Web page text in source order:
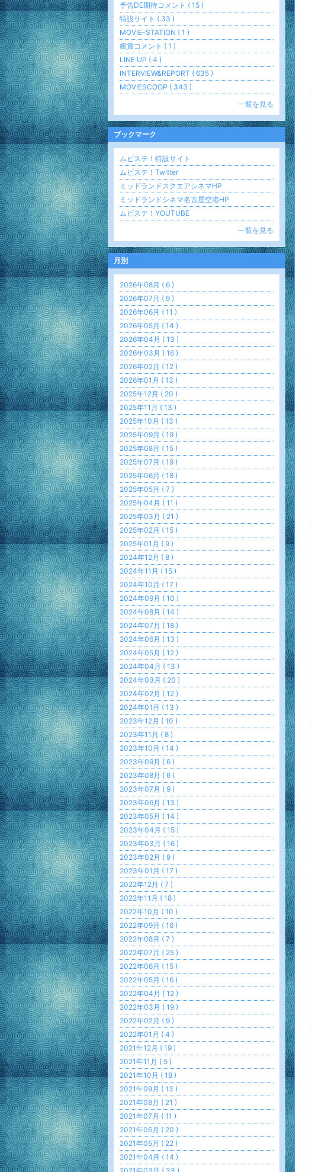
予告DE期待コメント ( 15 )
特設サイト ( 33 )
MOVIE-STATION ( 1 )
鑑賞コメント ( 1 )
LINE UP ( 4 )
INTERVIEW&REPORT ( 635 )
MOVIESCOOP ( 343 )
一覧を見る
ブックマーク
ムビステ！特設サイト
ムビステ！Twitter
ミッドランドスクエアシネマHP
ミッドランドシネマ名古屋空港HP
ムビステ！YOUTUBE
一覧を見る
月別
2026年08月 ( 6 )
2026年07月 ( 9 )
2026年06月 ( 11 )
2026年05月 ( 14 )
2026年04月 ( 13 )
2026年03月 ( 16 )
2026年02月 ( 12 )
2026年01月 ( 13 )
2025年12月 ( 20 )
2025年11月 ( 13 )
2025年10月 ( 13 )
2025年09月 ( 19 )
2025年08月 ( 15 )
2025年07月 ( 19 )
2025年06月 ( 18 )
2025年05月 ( 7 )
2025年04月 ( 11 )
2025年03月 ( 21 )
2025年02月 ( 15 )
2025年01月 ( 9 )
2024年12月 ( 8 )
2024年11月 ( 15 )
2024年10月 ( 17 )
2024年09月 ( 10 )
2024年08月 ( 14 )
2024年07月 ( 18 )
2024年06月 ( 13 )
2024年05月 ( 12 )
2024年04月 ( 13 )
2024年03月 ( 20 )
2024年02月 ( 12 )
2024年01月 ( 13 )
2023年12月 ( 10 )
2023年11月 ( 8 )
2023年10月 ( 14 )
2023年09月 ( 6 )
2023年08月 ( 6 )
2023年07月 ( 9 )
2023年06月 ( 13 )
2023年05月 ( 14 )
2023年04月 ( 15 )
2023年03月 ( 16 )
2023年02月 ( 9 )
2023年01月 ( 17 )
2022年12月 ( 7 )
2022年11月 ( 18 )
2022年10月 ( 10 )
2022年09月 ( 16 )
2022年08月 ( 7 )
2022年07月 ( 25 )
2022年06月 ( 15 )
2022年05月 ( 16 )
2022年04月 ( 12 )
2022年03月 ( 19 )
2022年02月 ( 9 )
2022年01月 ( 4 )
2021年12月 ( 19 )
2021年11月 ( 5 )
2021年10月 ( 18 )
2021年09月 ( 13 )
2021年08月 ( 21 )
2021年07月 ( 11 )
2021年06月 ( 20 )
2021年05月 ( 22 )
2021年04月 ( 14 )